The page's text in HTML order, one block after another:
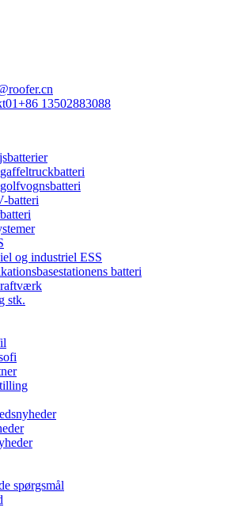
+86 13502883088
batteri
og industriel ESS
batteri
stk.
spørgsmål